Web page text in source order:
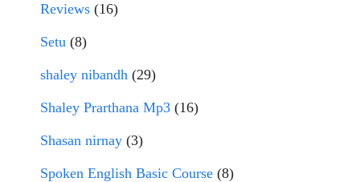
Reviews (16)
Setu (8)
shaley nibandh (29)
Shaley Prarthana Mp3 (16)
Shasan nirnay (3)
Spoken English Basic Course (8)